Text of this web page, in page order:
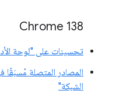
‫Chrome 138
تحسينات على "لوحة
المصادر المتصلة
الشبكة"